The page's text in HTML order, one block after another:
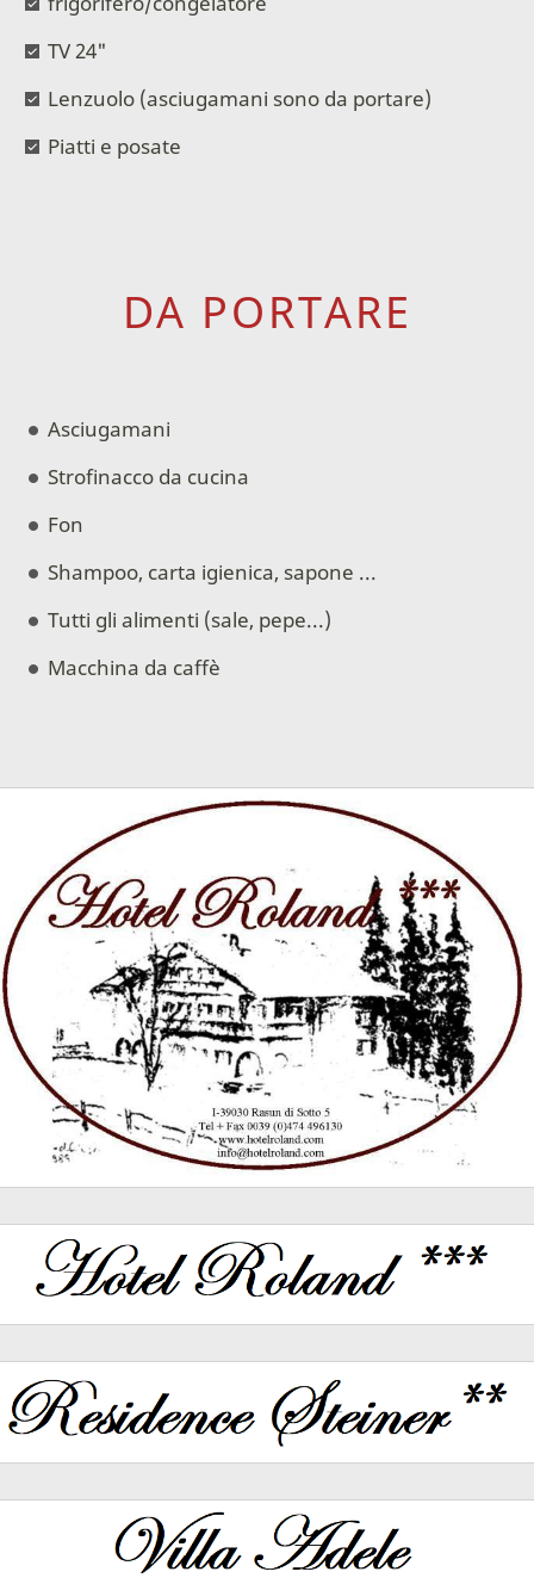
TV 24"
Lenzuolo (asciugamani sono da portare)
Piatti e posate
DA PORTARE
Asciugamani
Strofinacco da cucina
Fon
Shampoo, carta igienica, sapone ...
Tutti gli alimenti (sale, pepe...)
Macchina da caffè